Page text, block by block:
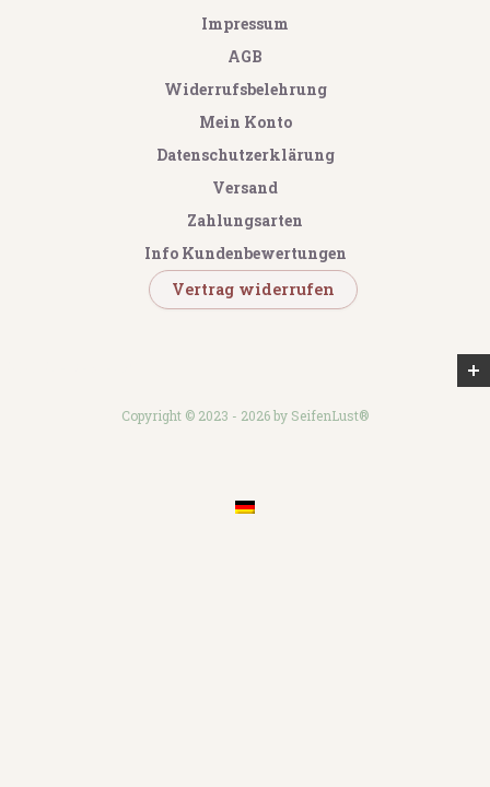
Impressum
AGB
Widerrufsbelehrung
Mein Konto
Datenschutzerklärung
Versand
Zahlungsarten
Info Kundenbewertungen
Vertrag widerrufen
Copyright © 2023 - 2026 by SeifenLust®